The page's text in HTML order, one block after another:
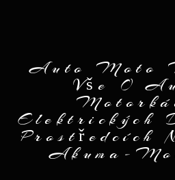
Auto Moto
Vše O
Elektrických
Prostředcích
Akuma-